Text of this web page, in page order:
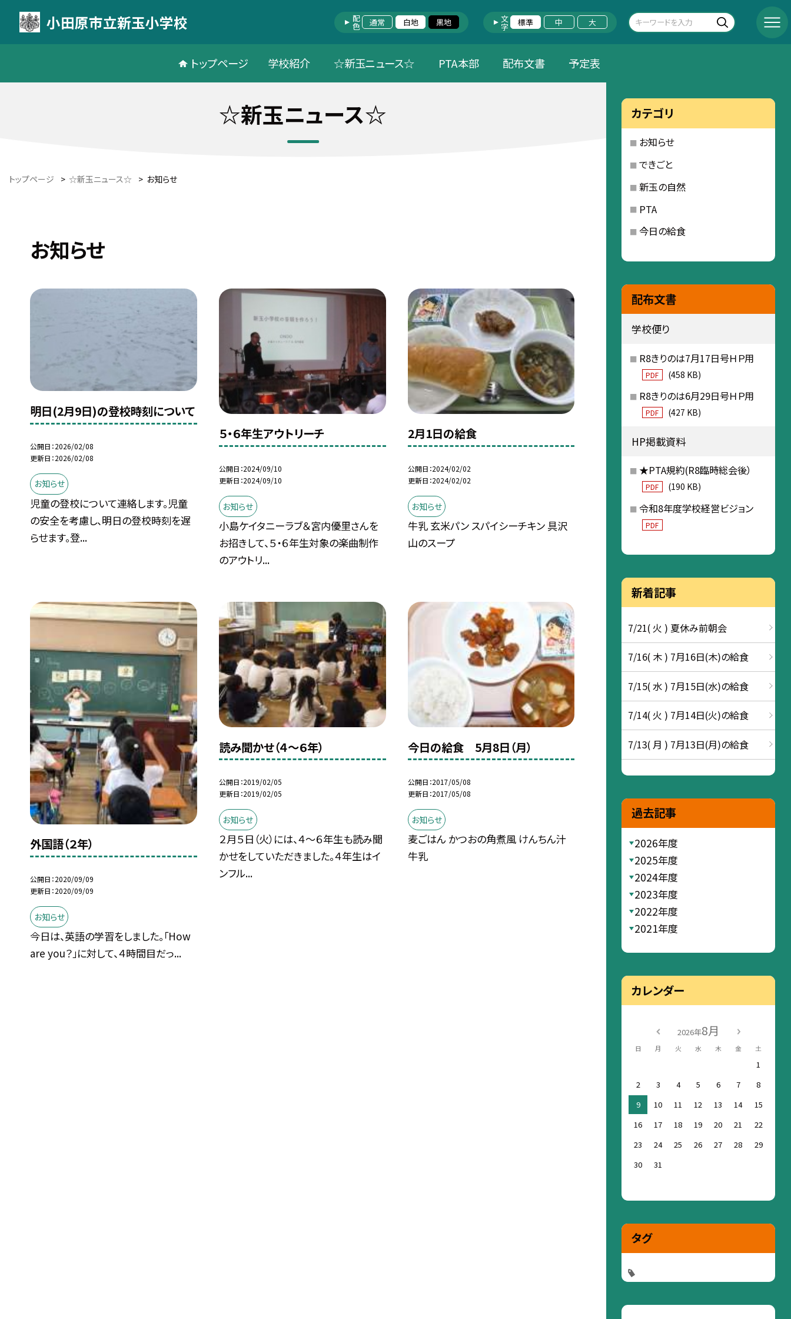
小田原市立新玉小学校 配色 通常 白地 黒地 文字 標準 中 大
トップページ 学校紹介 ☆新玉ニュース☆ PTA本部 配布文書 予定表
☆新玉ニュース☆
トップページ > ☆新玉ニュース☆ > お知らせ
お知らせ
明日(2月9日)の登校時刻について
公開日 2026/02/08
更新日 2026/02/08
お知らせ
児童の登校について連絡します。児童
の安全を考慮し、明日の登校時刻を遅
らせます。登...
５・６年生アウトリーチ
公開日 2024/09/10
更新日 2024/09/10
お知らせ
小島ケイタニーラブ＆宮内優里さんを
お招きして、５・６年生対象の楽曲制作
のアウトリ...
2月1日の給食
公開日 2024/02/02
更新日 2024/02/02
お知らせ
牛乳 玄米パン スパイシーチキン 具沢
山のスープ
外国語（２年）
公開日 2020/09/09
更新日 2020/09/09
お知らせ
今日は、英語の学習をしました。「How
are you？」に対して、４時間目だっ...
読み聞かせ（４〜６年）
公開日 2019/02/05
更新日 2019/02/05
お知らせ
２月５日（火）には、４〜６年生も読み聞
かせをしていただきました。４年生はイ
ンフル...
今日の給食 5月8日（月）
公開日 2017/05/08
更新日 2017/05/08
お知らせ
麦ごはん かつおの角煮風 けんちん汁
牛乳
カテゴリ
お知らせ
できごと
新玉の自然
PTA
今日の給食
配布文書
学校便り
R8きりのは7月17日号ＨＰ用
PDF (458 KB)
R8きりのは6月29日号ＨＰ用
PDF (427 KB)
HP掲載資料
★PTA規約(R8臨時総会後）
PDF (190 KB)
令和8年度学校経営ビジョン
PDF
新着記事
7/21( 火 ) 夏休み前朝会
7/16( 木 ) 7月16日(木)の給食
7/15( 水 ) 7月15日(水)の給食
7/14( 火 ) 7月14日(火)の給食
7/13( 月 ) 7月13日(月)の給食
過去記事
2026年度
2025年度
2024年度
2023年度
2022年度
2021年度
カレンダー
2026年8月
日 月 火 水 木 金 土
1
2
3 4 5 6 7
8
9
10 11 12 13 14
15
16
17 18 19 20 21
22
23
24 25 26 27 28
29
30
31
タグ